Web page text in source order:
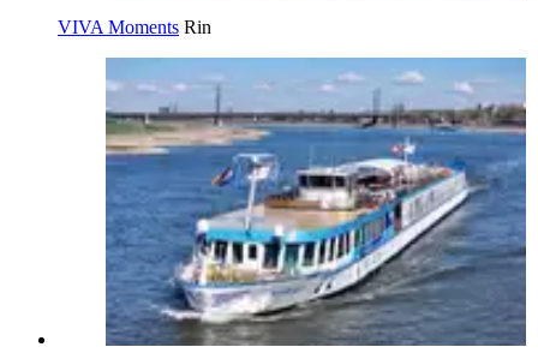
VIVA Moments Rin